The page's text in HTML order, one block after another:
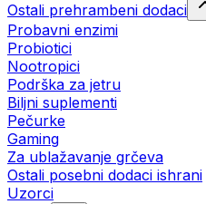
Ostali prehrambeni dodaci
Probavni enzimi
Probiotici
Nootropici
Podrška za jetru
Biljni suplementi
Pečurke
Gaming
Za ublažavanje grčeva
Ostali posebni dodaci ishrani
Uzorci